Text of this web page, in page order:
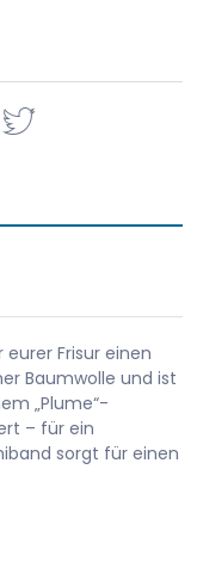
Frisur einen
Baumwolle und ist
„Plume“-
– für ein
sorgt für einen